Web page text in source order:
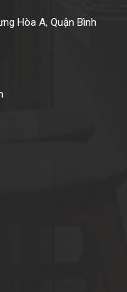
Hòa A, Quận Bình